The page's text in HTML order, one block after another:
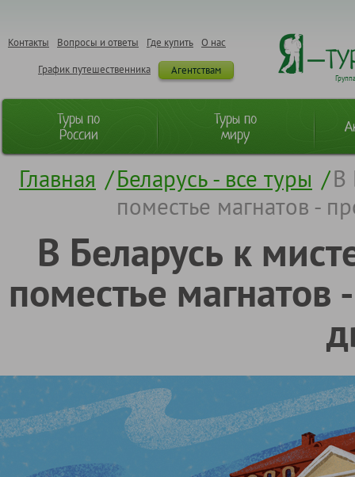
О нас
Где купить
Вопросы и ответы
Контакты
Агентствам
График путешественника
Туры по
России
Туры по
миру
Главная /Беларусь - все туры /В
поместье магнатов -
В Беларусь к
поместье